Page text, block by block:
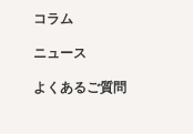
コラム
ニュース
よくあるご質問